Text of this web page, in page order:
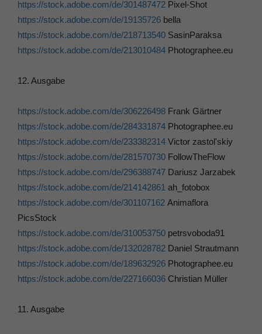
https://stock.adobe.com/de/301487472 Pixel-Shot
https://stock.adobe.com/de/19135726 bella
https://stock.adobe.com/de/218713540 SasinParaksa
https://stock.adobe.com/de/213010484 Photographee.eu
12. Ausgabe
https://stock.adobe.com/de/306226498 Frank Gärtner
https://stock.adobe.com/de/284331874 Photographee.eu
https://stock.adobe.com/de/233382314 Victor zastol'skiy
https://stock.adobe.com/de/281570730 FollowTheFlow
https://stock.adobe.com/de/296388747 Dariusz Jarzabek
https://stock.adobe.com/de/214142861 ah_fotobox
https://stock.adobe.com/de/301107162 Animaflora
PicsStock
https://stock.adobe.com/de/310053750 petrsvoboda91
https://stock.adobe.com/de/132028782 Daniel Strautmann
https://stock.adobe.com/de/189632926 Photographee.eu
https://stock.adobe.com/de/227166036 Christian Müller
11. Ausgabe